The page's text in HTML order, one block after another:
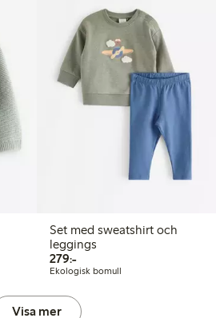
Set med sweatshirt och
leggings
279:-279,00 kr
Ekologisk bomull
Visa mer